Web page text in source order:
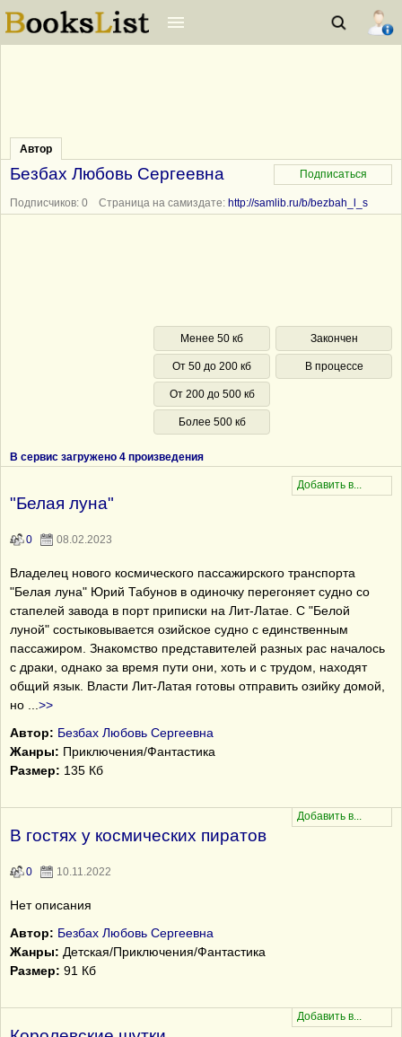
Автор
Безбах Любовь Сергеевна
Подписчиков: 0 Страница на самиздате: http://samlib.ru/b/bezbah_l_s
Менее 50 кб
От 50 до 200 кб
От 200 до 500 кб
Более 500 кб
Закончен
В процессе
В сервис загружено 4 произведения
"Белая луна"
0 08.02.2023
Владелец нового космического пассажирского транспорта
"Белая луна" Юрий Табунов в одиночку перегоняет судно со
стапелей завода в порт приписки на Лит-Латае. C "Белой
луной" состыковывается озийское судно с единственным
пассажиром. Знакомство представителей разных рас началось
с драки, однако за время пути они, хоть и с трудом, находят
общий язык. Власти Лит-Латая готовы отправить озийку домой,
но
>>
Автор: Безбах Любовь Сергеевна
Жанры: Приключения/Фантастика
Размер: 135 Кб
В гостях у космических пиратов
0 10.11.2022
Нет описания
Автор: Безбах Любовь Сергеевна
Жанры: Детская/Приключения/Фантастика
Размер: 91 Кб